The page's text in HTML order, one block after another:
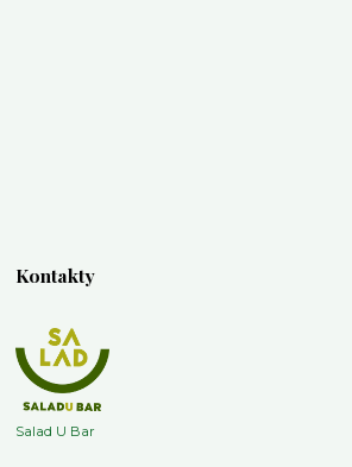
Kontakty
Salad U Bar